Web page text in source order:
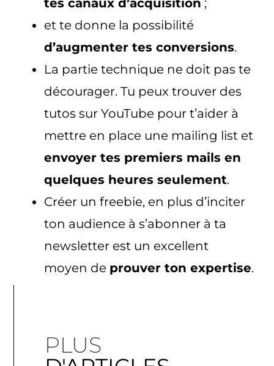
et te donne la possibilité
d’augmenter tes conversions.
La partie technique ne doit pas te
décourager. Tu peux trouver des
tutos sur YouTube pour t’aider à
mettre en place une mailing list et
envoyer tes premiers mails en
quelques heures seulement.
Créer un freebie, en plus d’inciter
ton audience à s’abonner à ta
newsletter est un excellent
moyen de prouver ton expertise.
PLUS